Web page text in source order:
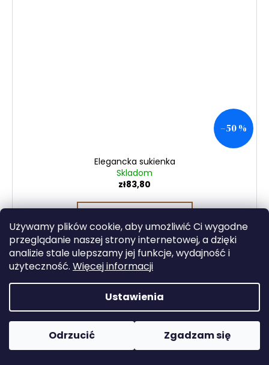
Używamy plików cookie, aby umożliwić Ci wygodne
przeglądanie naszej strony internetowej, a dzięki
analizie stale ulepszamy jej funkcje, wydajność i
użyteczność. Więcej informacji
Ustawienia
Odrzucić Zgadzam się
–50 %
Elegancka sukienka
Skladom
zł83,80